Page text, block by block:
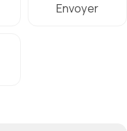
Envoyer